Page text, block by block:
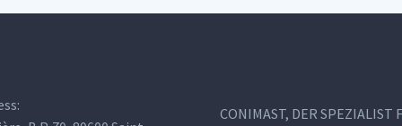
CONIMAST, DER SPEZIALIST